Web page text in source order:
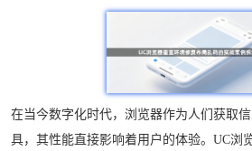
在当今数字化时代，浏览器作为人们获取
具，其性能直接影响着用户的体验。UC浏